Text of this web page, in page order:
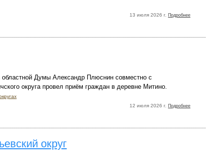
13 июля 2026 г. Подробнее
областной Думы Александр Плюснин совместно с
округа провел приём граждан в деревне Митино.
12 июля 2026 г. Подробнее
округ